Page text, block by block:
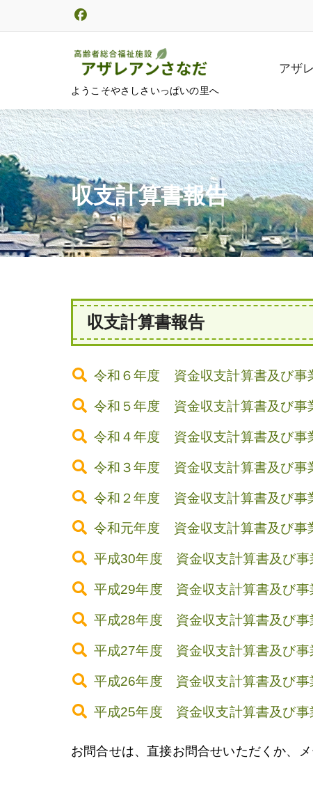
ス
キ
ッ
プ
ようこそやさしさいっぱいの里へ
アザ
収支計算書報告
収支計算書報告
令和６年度 資金収支計算書及び事
令和５年度 資金収支計算書及び事
令和４年度 資金収支計算書及び事
令和３年度 資金収支計算書及び事
令和２年度 資金収支計算書及び事
令和元年度 資金収支計算書及び事
平成30年度 資金収支計算書及び事
平成29年度 資金収支計算書及び事
平成28年度 資金収支計算書及び事
平成27年度 資金収支計算書及び事
平成26年度 資金収支計算書及び事
平成25年度 資金収支計算書及び事
お問合せは、直接お問合せいただくか、